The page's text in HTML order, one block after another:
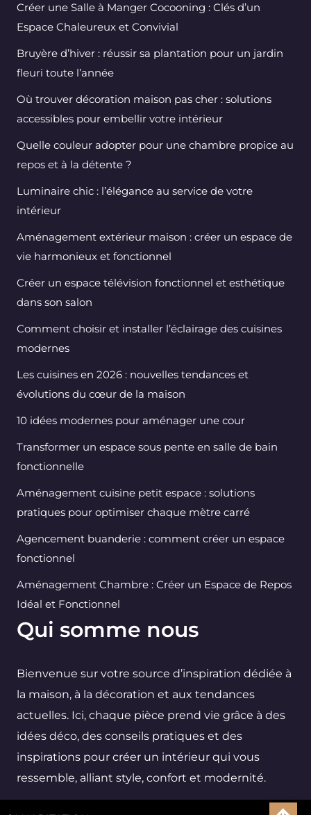
Créer une Salle à Manger Cocooning : Clés d’un
Espace Chaleureux et Convivial
Bruyère d’hiver : réussir sa plantation pour un jardin
fleuri toute l’année
Où trouver décoration maison pas cher : solutions
accessibles pour embellir votre intérieur
Quelle couleur adopter pour une chambre propice au
repos et à la détente ?
Luminaire chic : l’élégance au service de votre
intérieur
Aménagement extérieur maison : créer un espace de
vie harmonieux et fonctionnel
Créer un espace télévision fonctionnel et esthétique
dans son salon
Comment choisir et installer l’éclairage des cuisines
modernes
Les cuisines en 2026 : nouvelles tendances et
évolutions du cœur de la maison
10 idées modernes pour aménager une cour
Transformer un espace sous pente en salle de bain
fonctionnelle
Aménagement cuisine petit espace : solutions
pratiques pour optimiser chaque mètre carré
Agencement buanderie : comment créer un espace
fonctionnel
Aménagement Chambre : Créer un Espace de Repos
Idéal et Fonctionnel
Qui somme nous
Bienvenue sur votre source d’inspiration dédiée à
la maison, à la décoration et aux tendances
actuelles. Ici, chaque pièce prend vie grâce à des
idées déco, des conseils pratiques et des
inspirations pour créer un intérieur qui vous
ressemble, alliant style, confort et modernité.